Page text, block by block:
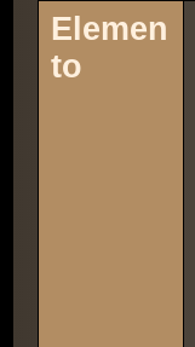
Elemen
to